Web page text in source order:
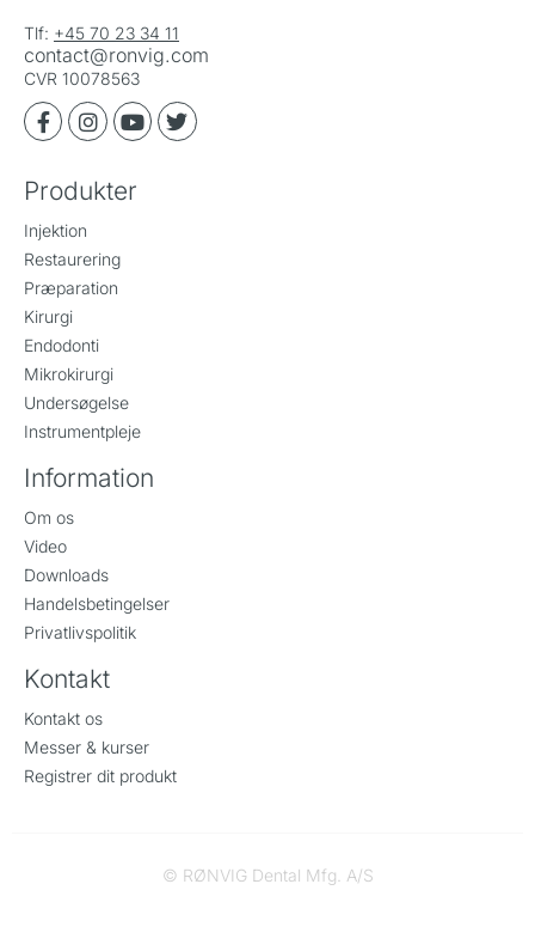
Tlf: +45 70 23 34 11
contact@ronvig.com
CVR 10078563
Produkter
Injektion
Restaurering
Præparation
Kirurgi
Endodonti
Mikrokirurgi
Undersøgelse
Instrumentpleje
Information
Om os
Video
Downloads
Handelsbetingelser
Privatlivspolitik
Kontakt
Kontakt os
Messer & kurser
Registrer dit produkt
© RØNVIG Dental Mfg. A/S